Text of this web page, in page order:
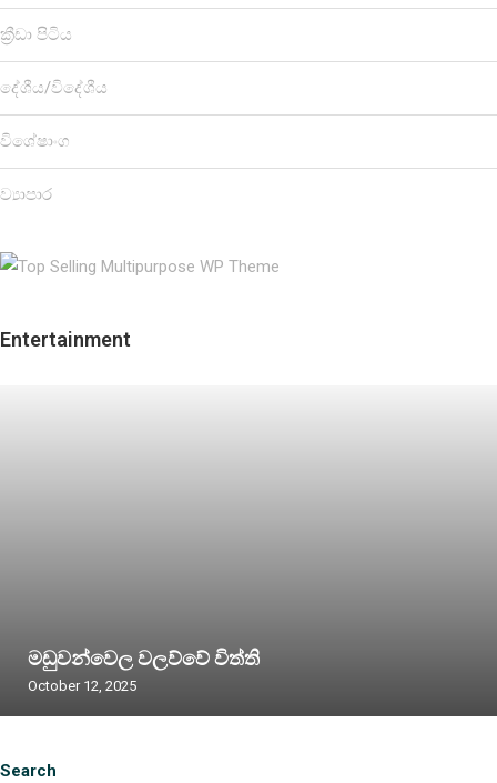
Search
ක්‍රීඩා පිටිය
දේශීය/විදේශීය
විශේෂාංග
ව්‍යාපාර
Entertainment
මඩුවන්වෙල වලව්වේ විත්ති
October 12, 2025